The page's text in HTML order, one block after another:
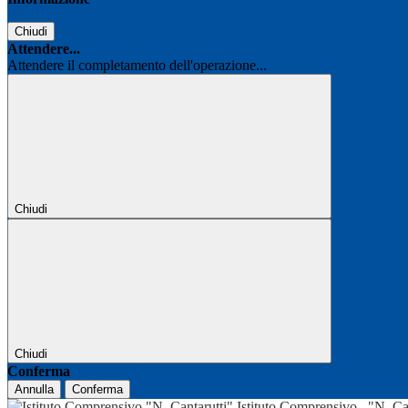
Chiudi
Attendere...
Attendere il completamento dell'operazione...
Chiudi
Chiudi
Conferma
Annulla Conferma